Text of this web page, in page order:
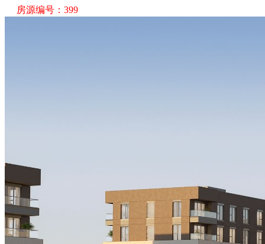
房源编号：399